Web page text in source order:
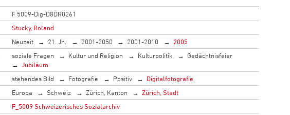
F 5009-Dig-D8DR0261
Stucky, Roland
Neuzeit 21. Jh. 2001-2050 2001-2010
2005
soziale Fragen Kultur und Religion Kulturpolitik
Gedächtnisfeier
Jubiläum
stehendes Bild Fotografie Positiv
Digitalfotografie
Europa Schweiz Zürich, Kanton
Zürich, Stadt
F_5009 Schweizerisches Sozialarchiv